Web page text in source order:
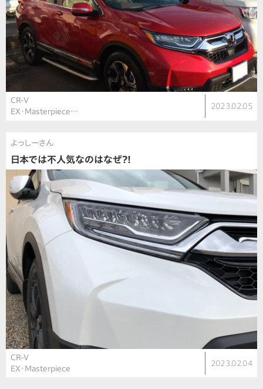
CR-V
EX・Masterpiece…
2023.02.05
よっしーさん
日本では不人気なのはなぜ?!
CR-V
EX・Masterpiece
2023.02.04